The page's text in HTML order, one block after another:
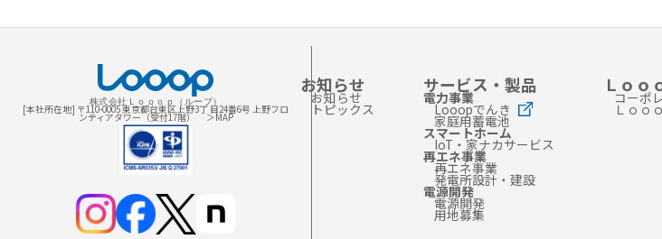
株式会社Ｌｏｏｏｐ（ループ）
[本社所在地] 〒110-0005 東京都台東区上野3丁 目24番6号 上野フロ
ンティアタワー（受付17階） ＞MAP
お知らせ
お知らせ
トピックス
サービス・製品
電力事業
Looopでんき
家庭用蓄電池
スマートホーム
IoT・家ナカサービス
再エネ事業
再エネ事業
発電所設計・建設
電源開発
電源開発
用地募集
Ｌｏｏ
コーポ
Ｌｏｏ